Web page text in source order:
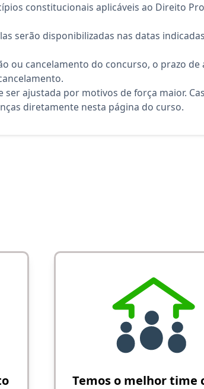
constitucionais aplicáveis ao Direito
serão disponibilizadas nas datas
ou cancelamento do concurso, o prazo
ajustada por motivos de força maior.
diretamente nesta página do curso.
Temos o melhor time